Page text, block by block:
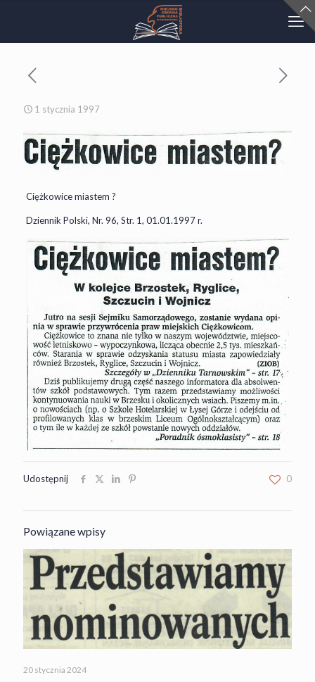
1 stycznia 1997
Ciężkowice miastem ?
Dziennik Polski, Nr. 96, Str. 1, 01.01.1997 r.
Udostępnij 0
Powiązane wpisy
20 stycznia 2024